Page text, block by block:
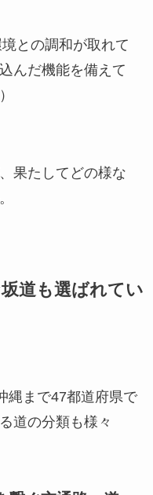
との調和が取れて
んだ機能を備えて
果たしてどの様な
道も選ばれてい
縄まで47都道府県で
道の分類も様々